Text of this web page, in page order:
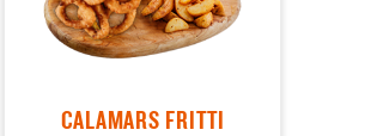
CALAMARS FRITTI